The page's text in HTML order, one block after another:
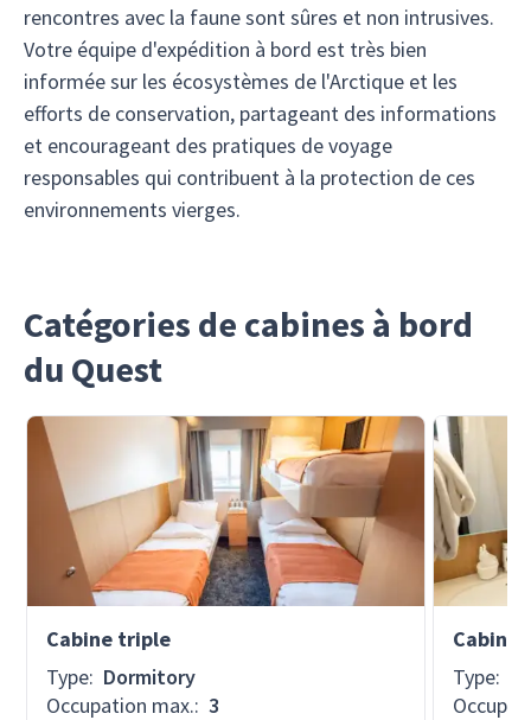
rencontres avec la faune sont sûres et non intrusives.
Votre équipe d'expédition à bord est très bien
informée sur les écosystèmes de l'Arctique et les
efforts de conservation, partageant des informations
et encourageant des pratiques de voyage
responsables qui contribuent à la protection de ces
environnements vierges.
Catégories de cabines à bord
du Quest
Cabine triple
Type: Dormitory
Occupation max.: 3
Cabine
Type: